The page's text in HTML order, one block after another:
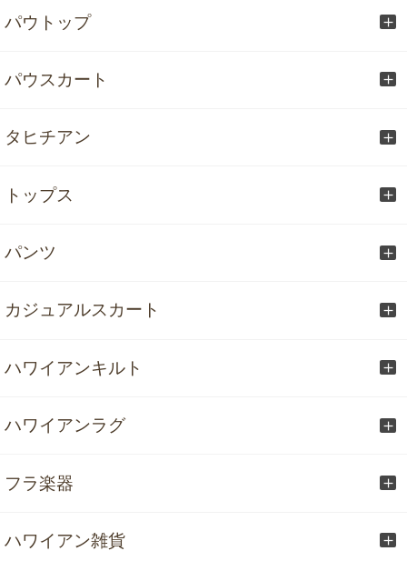
パウトップ
パウスカート
タヒチアン
トップス
パンツ
カジュアルスカート
ハワイアンキルト
ハワイアンラグ
フラ楽器
ハワイアン雑貨